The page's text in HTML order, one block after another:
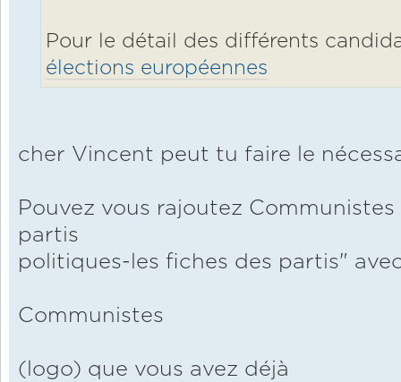
Pour le détail des différents
élections européennes
cher Vincent peut tu faire le
Pouvez vous rajoutez
partis
politiques-les fiches des partis"
Communistes
(logo) que vous avez déjà